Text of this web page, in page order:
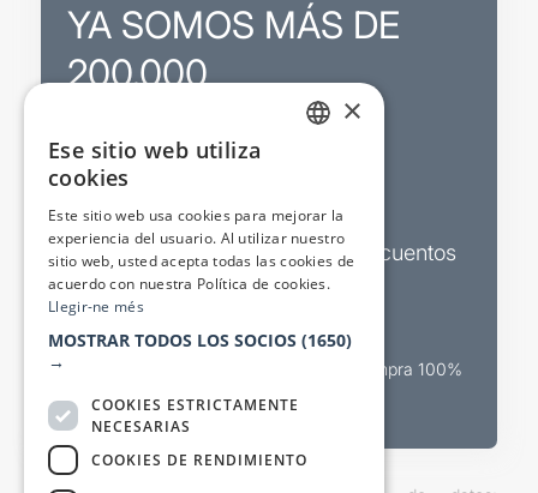
YA SOMOS MÁS DE
200.000
Promociones
Boletines de actualidad y descuentos
Valora espectáculos
Canal oficial de venta teatral Compra 100%
×
Ese sitio web utiliza
cookies
Este sitio web usa cookies para mejorar la
experiencia del usuario. Al utilizar nuestro
sitio web, usted acepta todas las cookies de
acuerdo con nuestra Política de cookies.
Llegir-ne més
MOSTRAR TODOS LOS SOCIOS (1650)
→
COOKIES ESTRICTAMENTE
NECESARIAS
COOKIES DE RENDIMIENTO